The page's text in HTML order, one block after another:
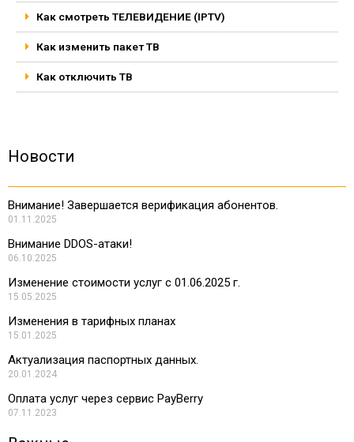
Как смотреть ТЕЛЕВИДЕНИЕ (IPTV)
Как изменить пакет ТВ
Как отключить ТВ
Новости
Внимание! Завершается верификация абонентов.
01.11.2025
Внимание DDOS-атаки!
06.10.2025
Изменение стоимости услуг с 01.06.2025 г.
15.05.2025
Изменения в тарифных планах
15.01.2025
Актуализация паспортных данных.
20.01.2024
Оплата услуг через сервис PayBerry
07.11.2023